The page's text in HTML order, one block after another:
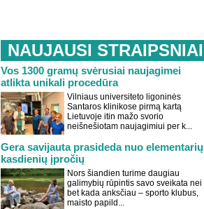
NAUJAUSI STRAIPSNIAI
Vos 1300 gramų svėrusiai naujagimei
atlikta unikali procedūra
Vilniaus universiteto ligoninės
Santaros klinikose pirmą kartą
Lietuvoje itin mažo svorio
neišnešiotam naujagimiui per k...
Gera savijauta prasideda nuo elementarių
kasdienių įpročių
Nors šiandien turime daugiau
galimybių rūpintis savo sveikata nei
bet kada anksčiau – sporto klubus,
maisto papild...